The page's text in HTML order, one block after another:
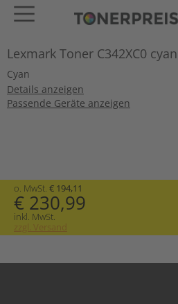
Lexmark Toner C342XC0 cyan
Cyan
Details anzeigen
Passende Geräte anzeigen
o. MwSt. € 194,11
€ 230,99
inkl. MwSt.
zzgl. Versand